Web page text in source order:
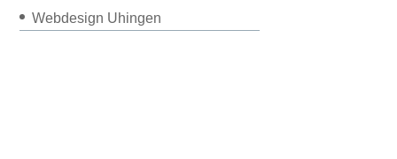
Webdesign Uhingen